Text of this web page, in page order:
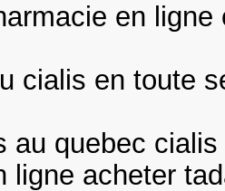
en
cialis en toute
au quebec
ligne acheter